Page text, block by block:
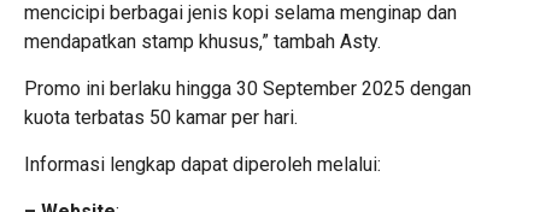
mencicipi berbagai jenis kopi selama menginap dan
mendapatkan stamp khusus,” tambah Asty.
Promo ini berlaku hingga 30 September 2025 dengan
kuota terbatas 50 kamar per hari.
Informasi lengkap dapat diperoleh melalui: